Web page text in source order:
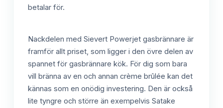
betalar för.
Nackdelen med Sievert Powerjet gasbrännare är
framför allt priset, som ligger i den övre delen av
spannet för gasbrännare kök. För dig som bara
vill bränna av en och annan crème brûlée kan det
kännas som en onödig investering. Den är också
lite tyngre och större än exempelvis Satake